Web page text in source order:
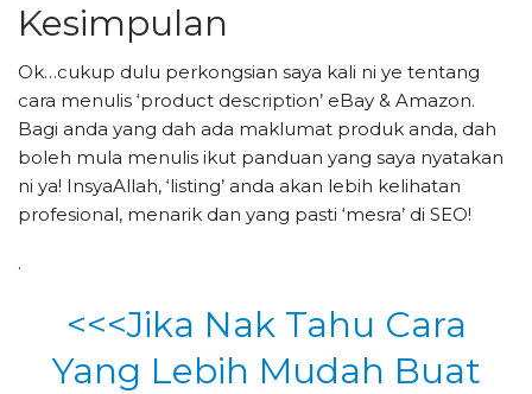
Kesimpulan
Ok…cukup dulu perkongsian saya kali ni ye tentang
cara menulis ‘product description’ eBay & Amazon.
Bagi anda yang dah ada maklumat produk anda, dah
boleh mula menulis ikut panduan yang saya nyatakan
ni ya! InsyaAllah, ‘listing’ anda akan lebih kelihatan
profesional, menarik dan yang pasti ‘mesra’ di SEO!
.
<<<Jika Nak Tahu Cara
Yang Lebih Mudah Buat